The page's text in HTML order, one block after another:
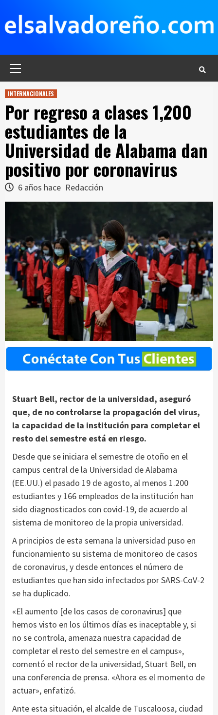
contenido
INTERNACIONALES
Por regreso a clases 1,200
estudiantes de la
Universidad de Alabama dan
positivo por coronavirus
6 años hace Redacción
Stuart Bell, rector de la universidad, aseguró
que, de no controlarse la propagación del virus,
la capacidad de la institución para completar el
resto del semestre está en riesgo.
Desde que se iniciara el semestre de otoño en el
campus central de la Universidad de Alabama
(EE.UU.) el pasado 19 de agosto, al menos 1.200
estudiantes y 166 empleados de la institución han
sido diagnosticados con covid-19, de acuerdo al
sistema de monitoreo de la propia universidad.
A principios de esta semana la universidad puso en
funcionamiento su sistema de monitoreo de casos
de coronavirus, y desde entonces el número de
estudiantes que han sido infectados por SARS-CoV-2
se ha duplicado.
«El aumento [de los casos de coronavirus] que
hemos visto en los últimos días es inaceptable y, si
no se controla, amenaza nuestra capacidad de
completar el resto del semestre en el campus»,
comentó el rector de la universidad, Stuart Bell, en
una conferencia de prensa. «Ahora es el momento de
actuar», enfatizó.
Ante esta situación, el alcalde de Tuscaloosa, ciudad